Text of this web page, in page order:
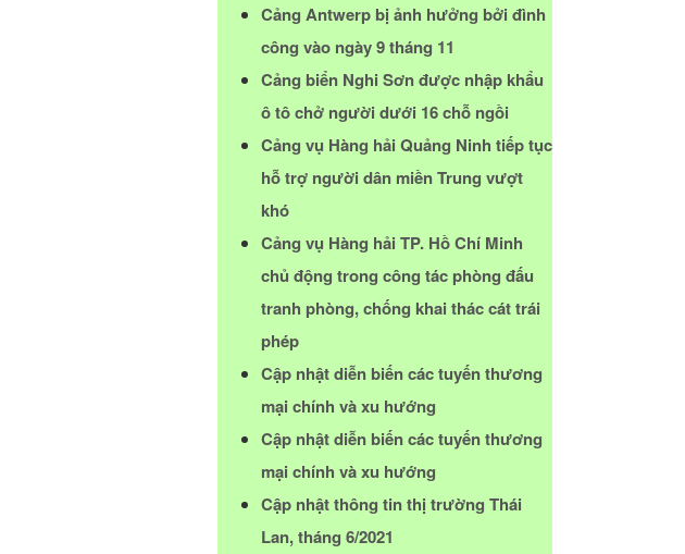
Cảng Antwerp bị ảnh hưởng bởi đình
công vào ngày 9 tháng 11
Cảng biển Nghi Sơn được nhập khẩu
ô tô chở người dưới 16 chỗ ngồi
Cảng vụ Hàng hải Quảng Ninh tiếp tục
hỗ trợ người dân miền Trung vượt
khó
Cảng vụ Hàng hải TP. Hồ Chí Minh
chủ động trong công tác phòng đấu
tranh phòng, chống khai thác cát trái
phép
Cập nhật diễn biến các tuyến thương
mại chính và xu hướng
Cập nhật diễn biến các tuyến thương
mại chính và xu hướng
Cập nhật thông tin thị trường Thái
Lan, tháng 6/2021